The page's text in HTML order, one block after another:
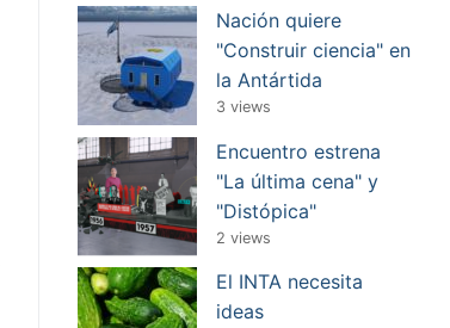
Nación quiere
"Construir ciencia" en
la Antártida
3 views
Encuentro estrena
"La última cena" y
"Distópica"
2 views
El INTA necesita
ideas